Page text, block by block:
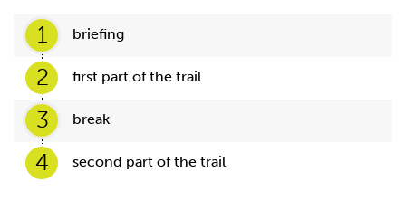
1 briefing
2 first part of the trail
3 break
4 second part of the trail